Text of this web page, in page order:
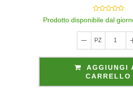
Prodotto disponibile dal
PZ 1
AGGIUNGI
CARRELLO